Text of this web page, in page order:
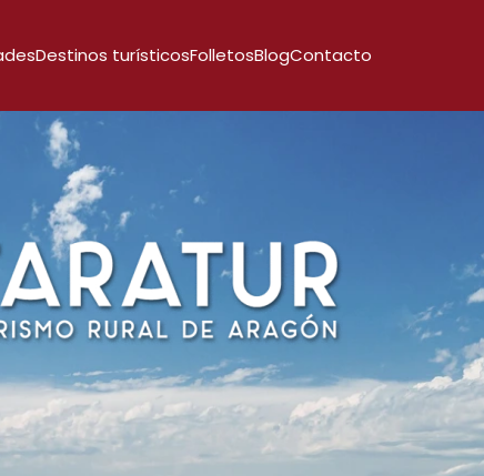
Destinos turísticosFolletosBlogContacto